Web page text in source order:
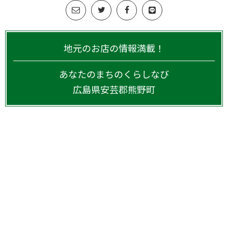
地元のお店の情報満載！
あなたのまちのくらしなび
広島県安芸郡熊野町